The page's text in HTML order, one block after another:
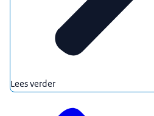
Lees verder